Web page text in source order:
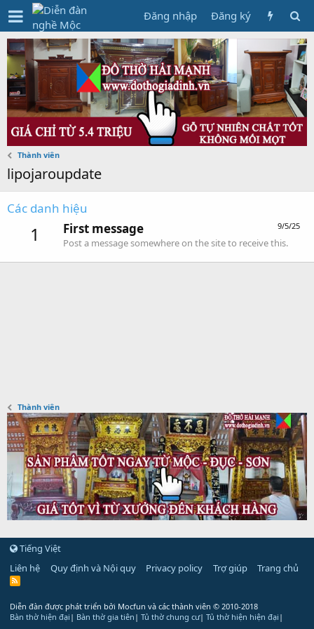
Đăng nhập Đăng ký
Thành viên
lipojaroupdate
Các danh hiệu
1 9/5/25
First message
Post a message somewhere on the site to receive this.
Thành viên
Tiếng Việt
Liên hệ
Quy định và Nội quy Privacy policy Trợ giúp Trang chủ
R
Diễn đàn được phát triển bởi Mocfun và các thành viên © 2010-2018
Bàn thờ hiện đại | Bàn thờ gia tiên | Tủ thờ chung cư| Tủ thờ hiện hiện đại |